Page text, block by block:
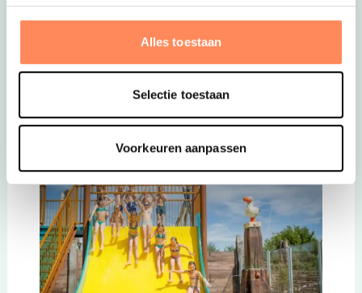
Alles toestaan
Selectie toestaan
Voorkeuren aanpassen
Deze link opent in een nieuwe tab
Veel campings liggen ook dichtbij duinen of bos.
’s middags lekker een stuk fietsen of samen
hutten bouwen. Wij merkten hoe fijn die
beweging zijn!).